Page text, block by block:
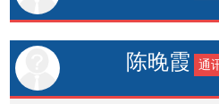
陈晚霞 通